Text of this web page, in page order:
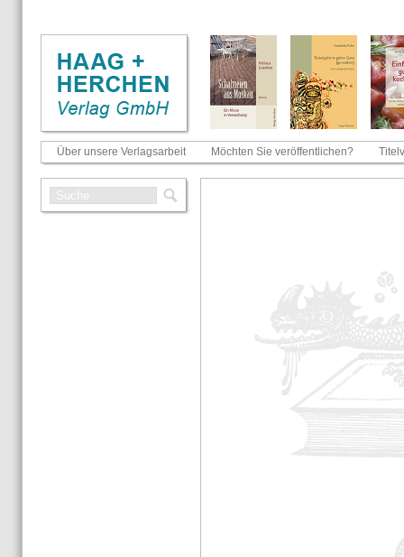
Über unsere Verlagsarbeit Möchten Sie veröffentlichen?